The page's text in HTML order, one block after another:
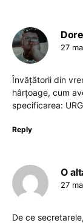
27
Învățătorii din
hârțoage, cum
specificarea:
Reply
O
27
De ce